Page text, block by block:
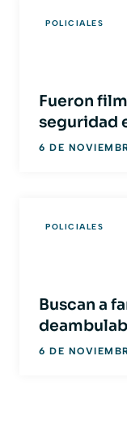
POLICIALES
Fueron
seguridad
6 DE
POLICIALES
Buscan a
6 DE